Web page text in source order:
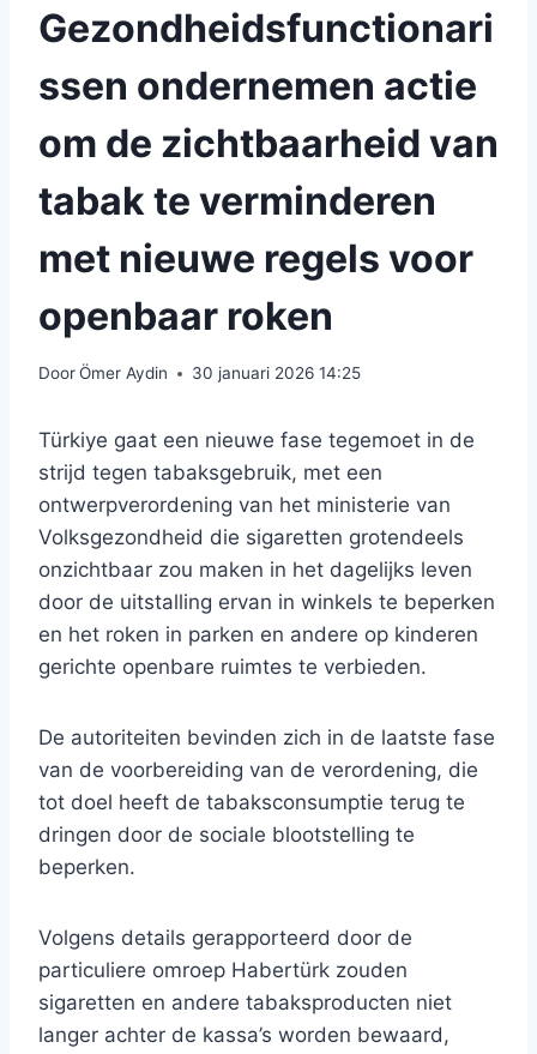
Gezondheidsfunctionari
ssen ondernemen actie
om de zichtbaarheid van
tabak te verminderen
met nieuwe regels voor
openbaar roken
DoorÖmer Aydin 30 januari 2026 14:25
Türkiye gaat een nieuwe fase tegemoet in de
strijd tegen tabaksgebruik, met een
ontwerpverordening van het ministerie van
Volksgezondheid die sigaretten grotendeels
onzichtbaar zou maken in het dagelijks leven
door de uitstalling ervan in winkels te beperken
en het roken in parken en andere op kinderen
gerichte openbare ruimtes te verbieden.
De autoriteiten bevinden zich in de laatste fase
van de voorbereiding van de verordening, die
tot doel heeft de tabaksconsumptie terug te
dringen door de sociale blootstelling te
beperken.
Volgens details gerapporteerd door de
particuliere omroep Habertürk zouden
sigaretten en andere tabaksproducten niet
langer achter de kassa’s worden bewaard,